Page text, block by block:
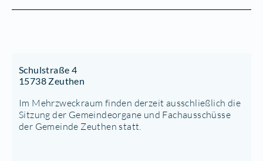
Schulstraße 4
15738 Zeuthen
Im Mehrzweckraum finden derzeit ausschließlich die
Sitzung der Gemeindeorgane und Fachausschüsse
der Gemeinde Zeuthen statt.